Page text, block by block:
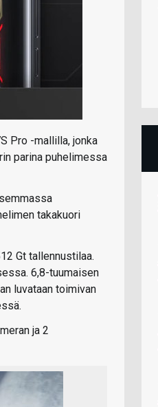
Pro -mallilla, jonka
parina puhelimessa
takakuori
Gt tallennustilaa.
6,8-tuumaisen
luvataan toimivan
ja 2